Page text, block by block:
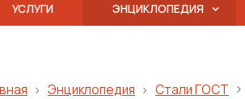
УСЛУГИ ЭНЦИКЛОПЕДИЯ
Энциклопедия Стали ГОСТ